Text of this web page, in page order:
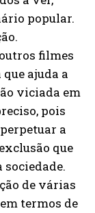
popular.
filmes
ajuda a
viciada em
pois
a
que
de várias
termos de